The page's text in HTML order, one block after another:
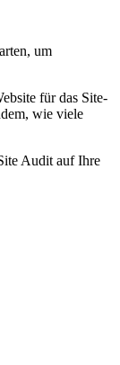
um
für das Site-
wie viele
Audit auf Ihre